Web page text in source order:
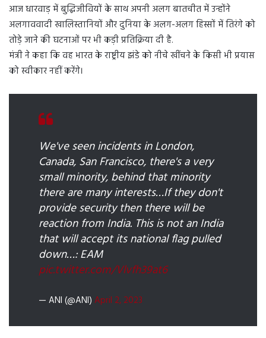
आज धारवाड़ में बुद्धिजीवियों के साथ अपनी अलग बातचीत में उन्होंने
अलगाववादी खालिस्तानियों और दुनिया के अलग-अलग हिस्सों में तिरंगे को
तोड़े जाने की घटनाओं पर भी कड़ी प्रतिक्रिया दी है.
मंत्री ने कहा कि वह भारत के राष्ट्रीय झंडे को नीचे खींचने के किसी भी प्रयास
को स्वीकार नहीं करेंगे।
We've seen incidents in London,
Canada, San Francisco, there's a very
small minority, behind that minority
there are many interests…If they don't
provide security then there will be
reaction from India. This is not an India
that will accept its national flag pulled
down…: EAM
pic.twitter.com/Vlvfh39at6
— ANI (@ANI) April 2, 2023